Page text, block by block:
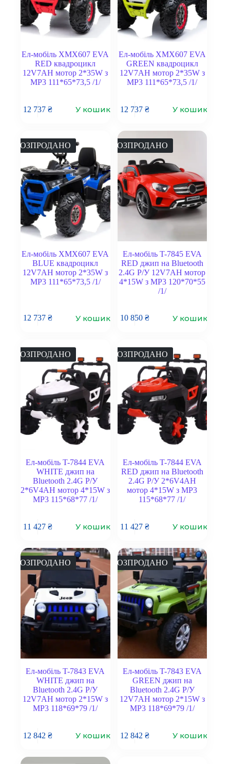
Ел-мобіль XMX607 EVA
RED квадроцикл
12V7AH мотор 2*35W з
MP3 111*65*73,5 /1/
12 737₴ У кошик
Ел-мобіль XMX607 EVA
GREEN квадроцикл
12V7AH мотор 2*35W з
MP3 111*65*73,5 /1/
12 737 ₴ У кошик
РОЗПРОДАНО
Ел-мобіль XMX607 EVA
BLUE квадроцикл
12V7AH мотор 2*35W з
MP3 111*65*73,5 /1/
12 737₴ У кошик
РОЗПРОДАНО
Ел-мобіль T-7845 EVA
RED джип на Bluetooth
2.4G Р/У 12V7AH мотор
4*15W з MP3 120*70*55
/1/
10 850 ₴ У кошик
РОЗПРОДАНО
Ел-мобіль T-7844 EVA
WHITE джип на
Bluetooth 2.4G Р/У
2*6V4AH мотор 4*15W з
MP3 115*68*77 /1/
11 427₴ У кошик
РОЗПРОДАНО
Ел-мобіль T-7844 EVA
RED джип на Bluetooth
2.4G Р/У 2*6V4AH
мотор 4*15W з MP3
115*68*77 /1/
11 427 ₴ У кошик
РОЗПРОДАНО
Ел-мобіль T-7843 EVA
WHITE джип на
Bluetooth 2.4G Р/У
12V7AH мотор 2*15W з
MP3 118*69*79 /1/
12 842₴ У кошик
РОЗПРОДАНО
Ел-мобіль T-7843 EVA
GREEN джип на
Bluetooth 2.4G Р/У
12V7AH мотор 2*15W з
MP3 118*69*79 /1/
12 842 ₴ У кошик